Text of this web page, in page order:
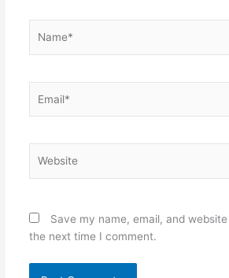
Save my name, email, and
the next time I comment.